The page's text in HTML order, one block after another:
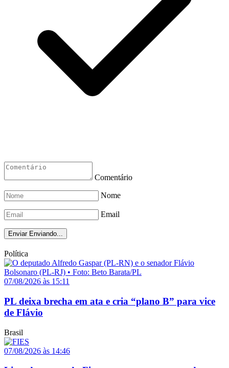
Comentário
Nome
Email
Enviar Enviando...
Política
07/08/2026 às 15:11
PL deixa brecha em ata e cria “plano B” para vice
de Flávio
Brasil
07/08/2026 às 14:46